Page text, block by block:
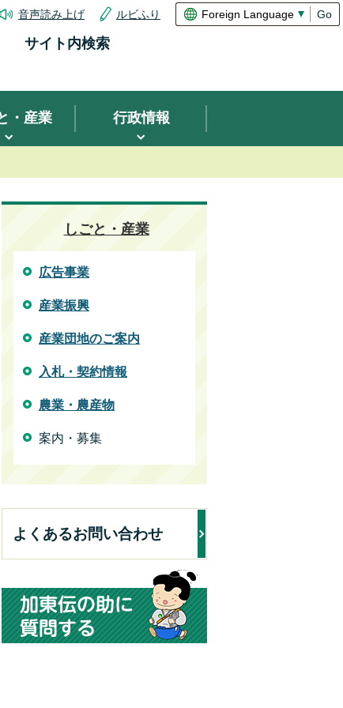
音声読み上げ ルビふり Go
サイト内検索
・産業 行政情報
しごと・産業
広告事業
産業振興
産業団地のご案内
入札・契約情報
農業・農産物
案内・募集
よくあるお問い合わせ